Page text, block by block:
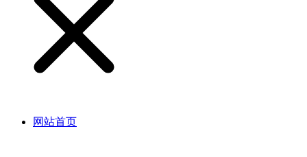
网站首页